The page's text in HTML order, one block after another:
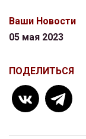
Ваши Новости
05 мая 2023
ПОДЕЛИТЬСЯ